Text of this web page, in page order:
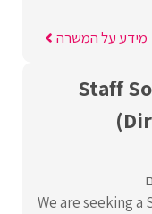
מידע על המשרה
Staff
We are seeking a